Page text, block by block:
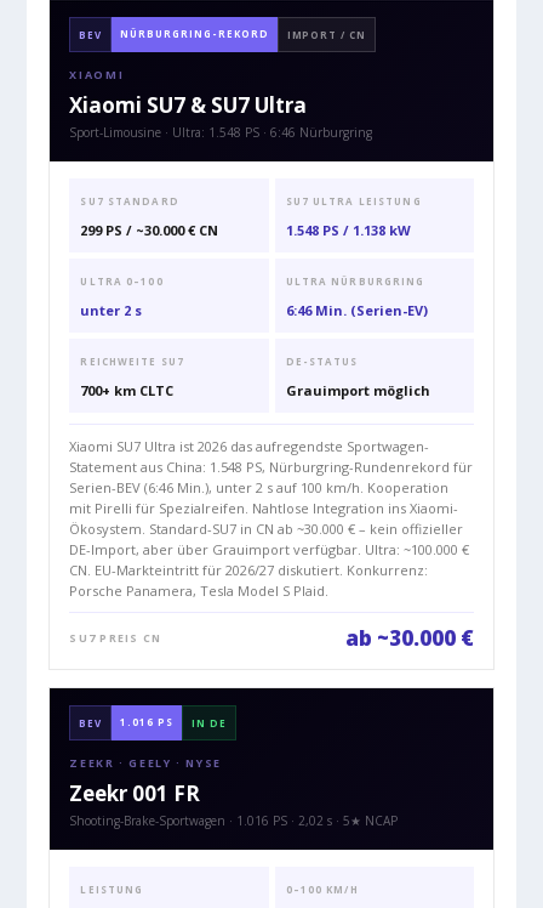
BEV NÜRBURGRING-REKORD IMPORT / CN
XIAOMI
Xiaomi SU7 & SU7 Ultra
Sport-Limousine · Ultra: 1.548 PS · 6:46 Nürburgring
SU7 STANDARD
299 PS / ~30.000 € CN
SU7 ULTRA LEISTUNG
1.548 PS / 1.138 kW
ULTRA 0–100
unter 2 s
ULTRA NÜRBURGRING
6:46 Min. (Serien-EV)
REICHWEITE SU7
700+ km CLTC
DE-STATUS
Grauimport möglich
Xiaomi SU7 Ultra ist 2026 das aufregendste Sportwagen-
Statement aus China: 1.548 PS, Nürburgring-Rundenrekord für
Serien-BEV (6:46 Min.), unter 2 s auf 100 km/h. Kooperation
mit Pirelli für Spezialreifen. Nahtlose Integration ins Xiaomi-
Ökosystem. Standard-SU7 in CN ab ~30.000 € – kein offizieller
DE-Import, aber über Grauimport verfügbar. Ultra: ~100.000 €
CN. EU-Markteintritt für 2026/27 diskutiert. Konkurrenz:
Porsche Panamera, Tesla Model S Plaid.
SU7 PREIS CN ab ~30.000 €
BEV 1.016 PS IN DE
ZEEKR · GEELY · NYSE
Zeekr 001 FR
Shooting-Brake-Sportwagen · 1.016 PS · 2,02 s · 5★ NCAP
LEISTUNG 0–100 KM/H